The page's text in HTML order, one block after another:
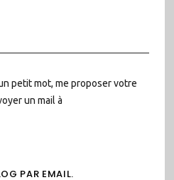
petit mot, me proposer votre
un mail à
PAR EMAIL.